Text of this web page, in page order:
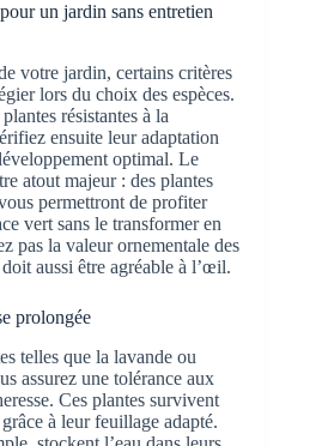
un jardin sans entretien
votre jardin, certains critères
lors du choix des espèces.
résistantes à la
ensuite leur adaptation
optimal. Le
atout majeur : des plantes
permettront de profiter
vert sans le transformer en
pas la valeur ornementale des
aussi être agréable à l’œil.
prolongée
telles que la lavande ou
assurez une tolérance aux
Ces plantes survivent
à leur feuillage adapté.